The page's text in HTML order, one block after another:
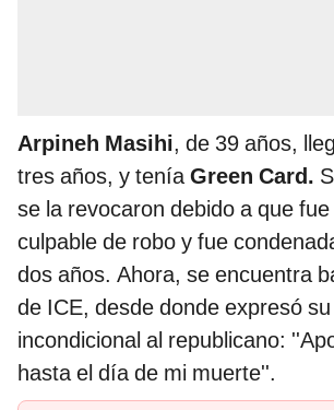
Arpineh Masihi, de 39 años,
tres años, y teníaGreen Card.
se la revocaron debido a que
culpable de robo y fue
dos años. Ahora, se encuentra
de ICE, desde donde expresó
incondicional al republicano:
hasta el día de mi muerte''.